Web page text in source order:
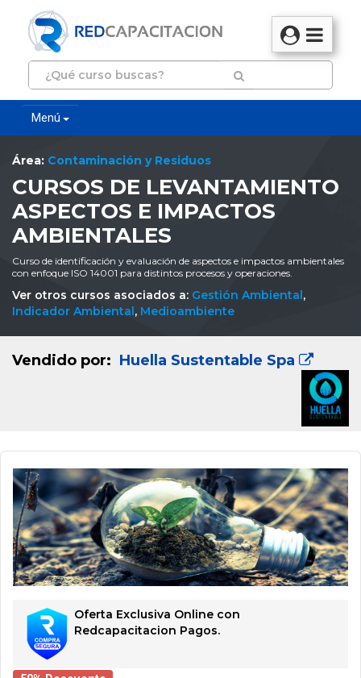
Menú
Área: Contaminación y Residuos
CURSOS DE LEVANTAMIENTO
ASPECTOS E IMPACTOS
AMBIENTALES
Curso de identificación y evaluación de aspectos e impactos ambientales
con enfoque ISO 14001 para distintos procesos y operaciones.
Ver otros cursos asociados a: Gestión Ambiental,
Indicador Ambiental, Medioambiente
Vendido por: Huella Sustentable Spa
Oferta Exclusiva Online con
Redcapacitacion Pagos.